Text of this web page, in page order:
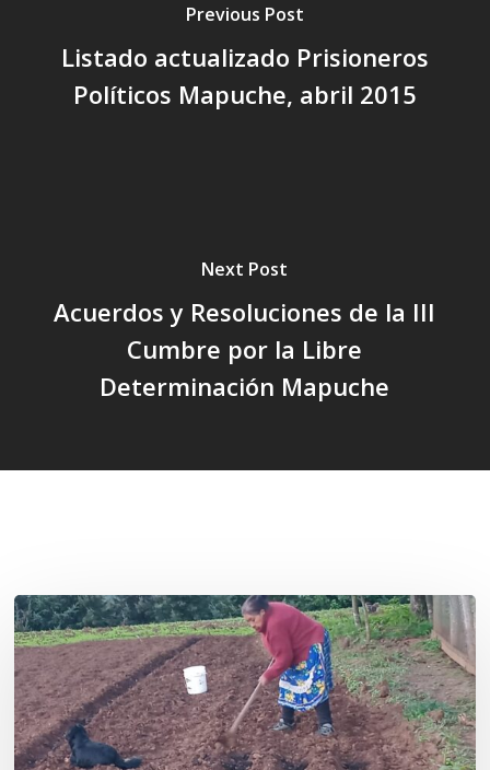
Previous Post
Listado actualizado Prisioneros
Políticos Mapuche, abril 2015
Next Post
Acuerdos y Resoluciones de la III
Cumbre por la Libre
Determinación Mapuche
«La
privatización
de
las
semillas